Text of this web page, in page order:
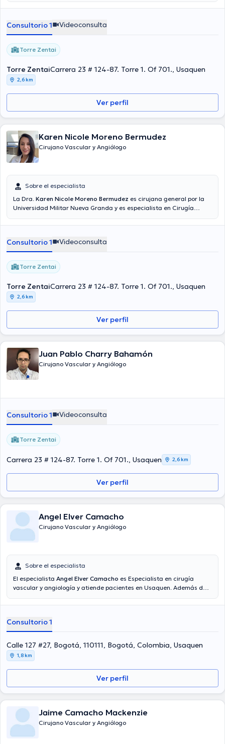
Consultorio 1 Videoconsulta
Torre Zentai
Torre ZentaiCarrera 23 # 124-87. Torre 1. Of 701., Usaquen
2,6 km
Ver perfil
Karen Nicole Moreno Bermudez
Cirujano Vascular y Angiólogo
Sobre el especialista
La Dra. Karen Nicole Moreno Bermudez es cirujana general por la
Universidad Militar Nueva Granda y es especialista en Cirugía
en práctica de los conocimientos adquiridos en el transcurso de su
Consultorio 1 Videoconsulta
Torre Zentai
Torre ZentaiCarrera 23 # 124-87. Torre 1. Of 701., Usaquen
2,6 km
Ver perfil
Juan Pablo Charry Bahamón
Cirujano Vascular y Angiólogo
Consultorio 1 Videoconsulta
Torre Zentai
Carrera 23 # 124-87. Torre 1. Of 701., Usaquen 2,6 km
Ver perfil
Angel Elver Camacho
Cirujano Vascular y Angiólogo
Sobre el especialista
El especialista Angel Elver Camacho es Especialista en cirugía
vascular y angiología y atiende pacientes en Usaquen. Además de
en su área de especialidad. El doctor lleva más de años de
desempeñado como miembro de diversas asociaciones médicas.
Angel Elver Camacho ha intervenido en incontables conferencias
con el objetivo de tener una formación continua en su disciplina de
especialización y ha compartido importantes comunicados. Español
es el idioma principal usados por el doctor.
Consultorio 1
Calle 127 #27, Bogotá, 110111, Bogotá, Colombia, Usaquen
1,8 km
Ver perfil
Jaime Camacho Mackenzie
Cirujano Vascular y Angiólogo